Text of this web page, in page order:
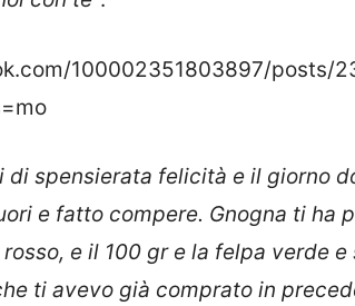
100002351803897/posts/
di spensierata felicità e il giorno
e fatto compere. Gnogna ti ha
e il 100 gr e la felpa verde
ti avevo già comprato in